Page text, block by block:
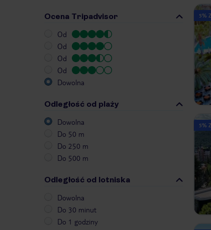
Ocena Tripadvisor
Od
Od
Od
Od
Dowolna
Odległość od plaży
Dowolna
Do 50 m
Do 250 m
Do 500 m
Odległość od lotniska
Dowolna
Do 30 minut
Do 1 godziny
5%
5%